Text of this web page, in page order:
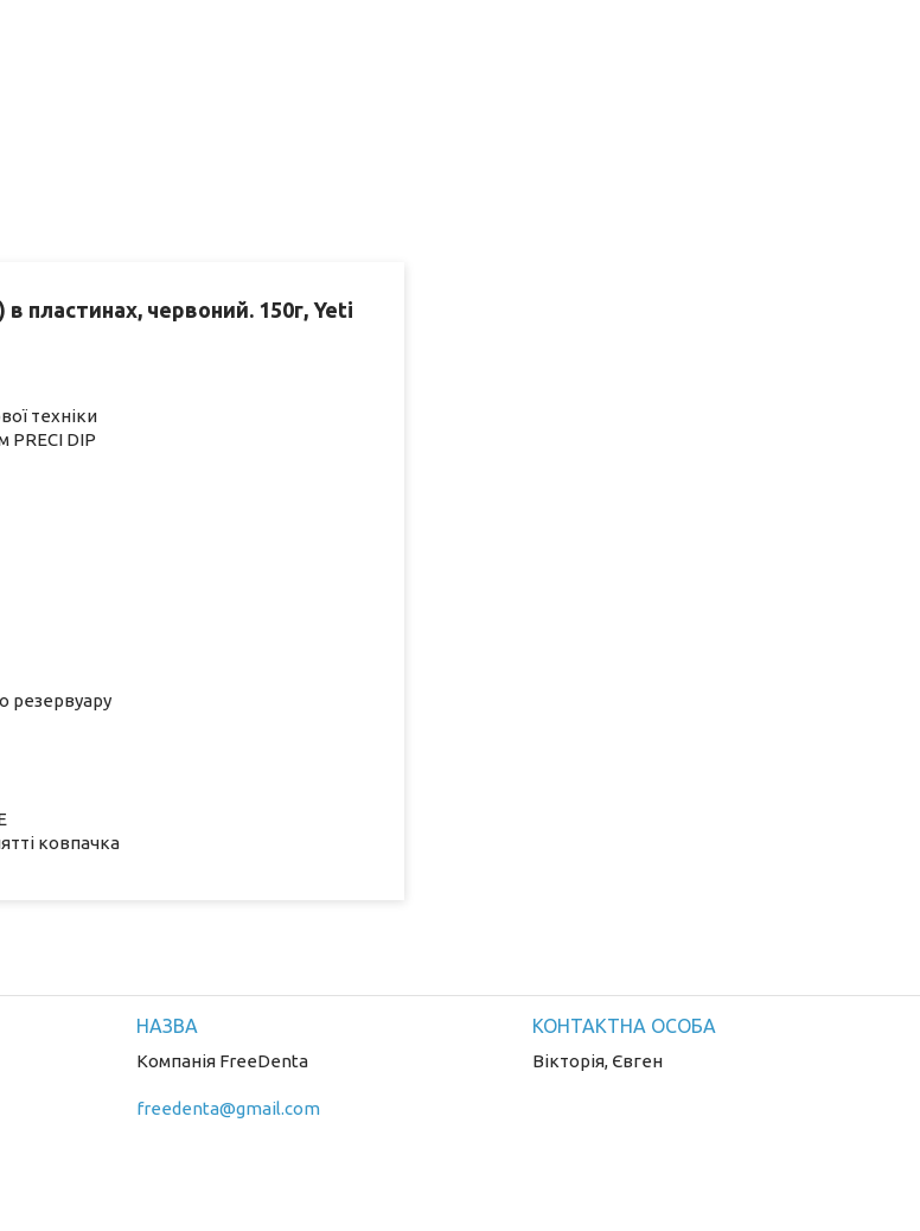
пластинах, червоний. 150г, Yeti
техніки
PRECI DIP
резервуару
ковпачка
Компанія FreeDenta
freedenta@gmail.com
Вікторія, Євген